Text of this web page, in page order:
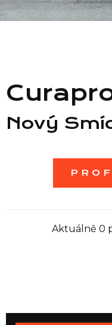
Nový
Aktuálně 0